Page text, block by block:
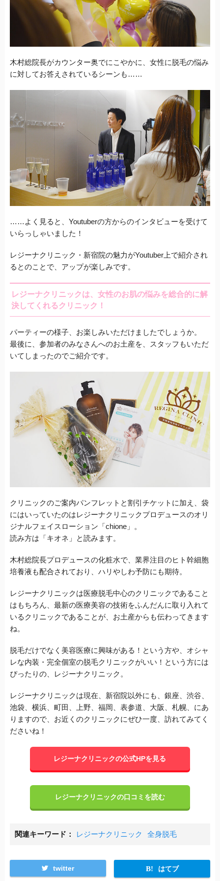
木村総院長がカウンター奥でにこやかに、女性に脱毛の悩み
に対してお答えされているシーンも……
… … よく見ると、Youtuberの方からのインタビューを受けて
いらっしゃいました！
レジーナクリニック・新宿院の魅力がYoutuber上で紹介され
るとのことで、アップが楽しみです。
レジーナクリニックは、女性のお肌の悩みを総合的に解
決してくれるクリニック！
パーティーの様子、お楽しみいただけましたでしょうか。
最後に、参加者のみなさんへのお土産を、スタッフもいただ
いてしまったのでご紹介です。
クリニックのご案内パンフレットと割引チケットに加え、袋
にはいっていたのはレジーナクリニックプロデュースのオリ
ジナルフェイスローション「chione」。
読み方は「キオネ」と読みます。
木村総院長プロデュースの化粧水で、業界注目のヒト幹細胞
培養液も配合されており、ハリやしわ予防にも期待。
レジーナクリニックは医療脱毛中心のクリニックであること
はもちろん、最新の医療美容の技術をふんだんに取り入れて
いるクリニックであることが、お土産からも伝わってきます
ね。
脱毛だけでなく美容医療に興味がある！という方や、オシャ
レな内装・完全個室の脱毛クリニックがいい！という方には
ぴったりの、レジーナクリニック。
レジーナクリニックは現在、新宿院以外にも、銀座、渋谷、
池袋、横浜、町田、上野、福岡、表参道、大阪、札幌、にあ
りますので、お近くのクリニックにぜひ一度、訪れてみてく
ださいね！
レジーナクリニックの公式HPを見る
レジーナクリニックの口コミを読む
関連キーワード レジーナクリニック 全身脱毛
twitter はてブ